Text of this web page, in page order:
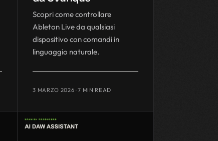
Scopri come controllare
Ableton Live da qualsiasi
dispositivo con comandi in
linguaggio naturale.
3 MARZO 2026 · 7 MIN READ